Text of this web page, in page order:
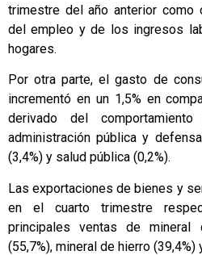
trimestre del año anterior como
del empleo y de los ingresos
hogares.
Por otra parte, el gasto de
incrementó en un 1,5% en
derivado del
administración pública y
(3,4%) y salud pública (0,2%).
Las exportaciones de bienes y
en el cuarto trimestre
principales ventas de mineral
(55,7%), mineral de hierro (39,4%)